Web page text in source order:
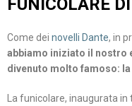
FUNICOLARE
Come dei novelli Dante, in
abbiamo iniziato il nostro
divenuto molto famoso:
La funicolare, inaugurata in